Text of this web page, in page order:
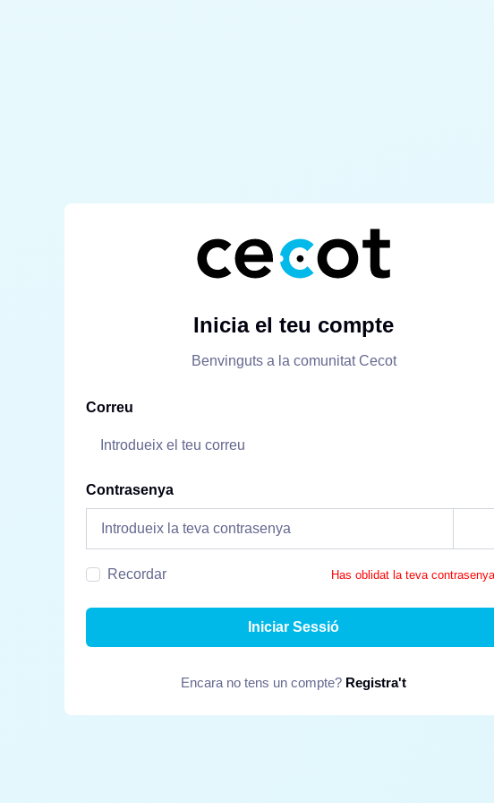
Inicia el teu compte
Benvinguts a la comunitat Cecot
Correu
Contrasenya
Recordar Has oblidat la teva
Iniciar Sessió
Encara no tens un compte? Registra't